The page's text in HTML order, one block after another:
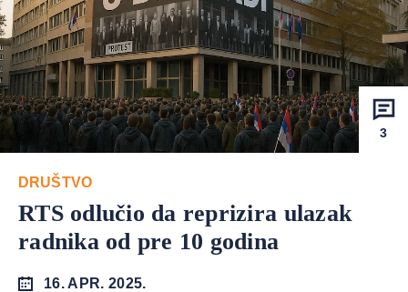
3
DRUŠTVO
RTS odlučio da reprizira ulazak
radnika od pre 10 godina
16. APR. 2025.